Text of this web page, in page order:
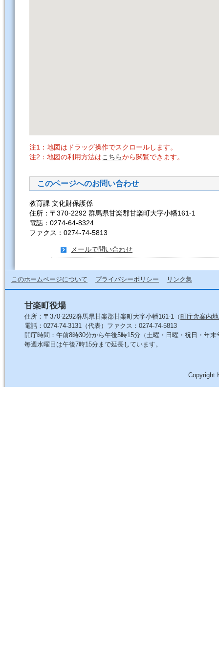
注1：地図はドラッグ操作でスクロールします。
注2：地図の利用方法はこちらから閲覧できます。
このページへのお問い合わせ
教育課 文化財保護係
住所：〒370-2292 群馬県甘楽郡甘楽町大字小幡161-1
電話：0274-64-8324
ファクス：0274-74-5813
メールで問い合わせ
このホームページについて プライバシーポリシー リンク集
甘楽町役場
住所：〒370-2292群馬県甘楽郡甘楽町大字小幡161-1（町庁舎案内
電話：0274-74-3131（代表）ファクス：0274-74-5813
開庁時間：午前8時30分から午後5時15分（土曜・日曜・祝日・年末
毎週水曜日は午後7時15分まで延長しています。
Copyright